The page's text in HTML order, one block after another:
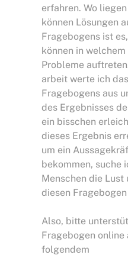
erfahren. Wo
können Lösungen
Fragebogens ist
können in
Probleme
arbeit werte ich
Fragebogens aus
des Ergebnisses
ein bisschen
dieses Ergebnis
um ein
bekommen, suche
Menschen die Lust
diesen
Also, bitte
Fragebogen
folgendem